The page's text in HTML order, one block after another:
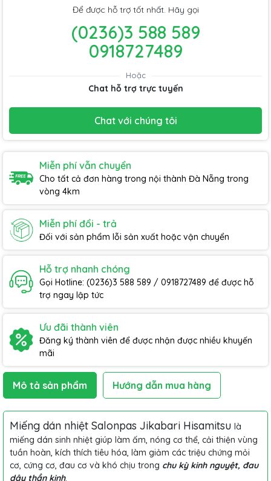
Để được hỗ trợ tốt nhất. Hãy gọi
(0236)3 588 589
0918727489
Hoặc
Chat hỗ trợ trực tuyến
Chat với chúng tôi
Miễn phí vẫn chuyển
Cho tất cả đơn hàng trong nội thành Đà Nẵng trong
vòng 4km
Miễn phí đổi - trả
Đối với sản phẩm lỗi sản xuất hoặc vận chuyển
Hỗ trợ nhanh chóng
Gọi Hotline: (0236)3 588 589 / 0918727489 để được hỗ
trợ ngay lập tức
Ưu đãi thành viên
Đăng ký thành viên để được nhận được nhiều khuyến
mãi
Mô tả sản phẩm Hướng dẫn mua hàng
Miếng dán nhiệt Salonpas Jikabari Hisamitsu là
miếng dán sinh nhiệt giúp làm ấm, nóng cơ thể, cải thiện vùng
tuần hoàn, kích thích tiêu hóa, làm giảm các triệu chứng mỏi
cơ, cứng cơ, đau cơ và khó chịu trong chu kỳ kinh nguyệt, đau
dây thần kinh.